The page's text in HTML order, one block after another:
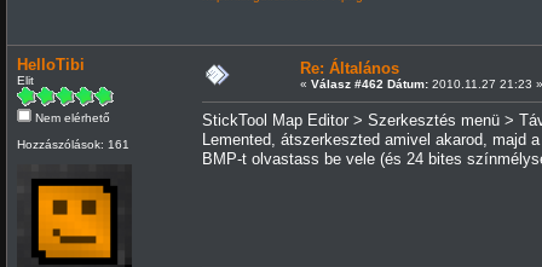
HelloTibi
Elit
Nem elérhető
Hozzászólások: 161
Re: Általános
« Válasz #462 Dátum:2010.11.27 21:23 »
StickTool Map Editor > Szerkesztés menü >
Lemented, átszerkeszted amivel akarod, majd
BMP-t olvastass be vele (és 24 bites